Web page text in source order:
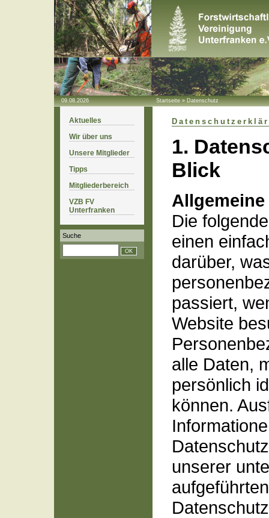
09.08.2026 Startseite»Datenschutz
Aktuelles
Wir über uns
Unsere Mitglieder
Tipps
Mitgliederbereich
VZB FV
Unterfranken
Suche
1.
Blick
Die
einen
darüber,
passiert,
Website
alle Daten,
persönlich
können.
unserer
aufgeführten